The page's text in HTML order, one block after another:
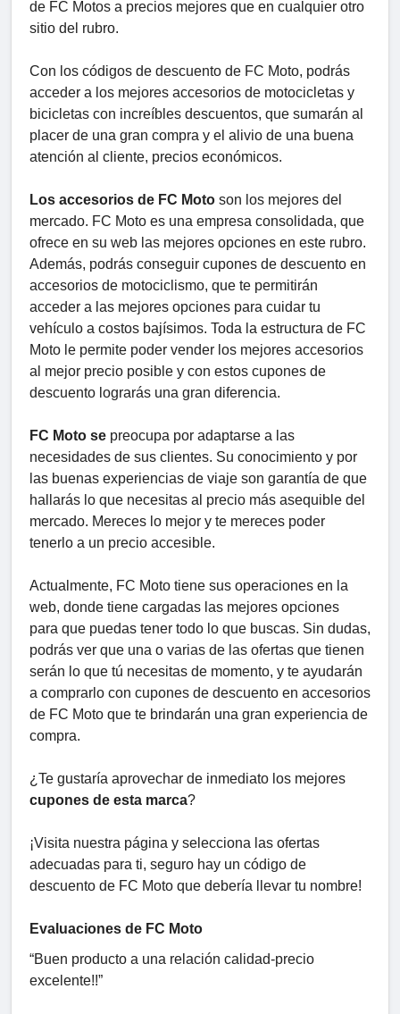
de FC Motos a precios mejores que en cualquier otro
sitio del rubro.
Con los códigos de descuento de FC Moto, podrás
acceder a los mejores accesorios de motocicletas y
bicicletas con increíbles descuentos, que sumarán al
placer de una gran compra y el alivio de una buena
atención al cliente, precios económicos.
Los accesorios de FC Moto son los mejores del
mercado. FC Moto es una empresa consolidada, que
ofrece en su web las mejores opciones en este rubro.
Además, podrás conseguir cupones de descuento en
accesorios de motociclismo, que te permitirán
acceder a las mejores opciones para cuidar tu
vehículo a costos bajísimos. Toda la estructura de FC
Moto le permite poder vender los mejores accesorios
al mejor precio posible y con estos cupones de
descuento lograrás una gran diferencia.
FC Moto se preocupa por adaptarse a las
necesidades de sus clientes. Su conocimiento y por
las buenas experiencias de viaje son garantía de que
hallarás lo que necesitas al precio más asequible del
mercado. Mereces lo mejor y te mereces poder
tenerlo a un precio accesible.
Actualmente, FC Moto tiene sus operaciones en la
web, donde tiene cargadas las mejores opciones
para que puedas tener todo lo que buscas. Sin dudas,
podrás ver que una o varias de las ofertas que tienen
serán lo que tú necesitas de momento, y te ayudarán
a comprarlo con cupones de descuento en accesorios
de FC Moto que te brindarán una gran experiencia de
compra.
¿Te gustaría aprovechar de inmediato los mejores
cupones de esta marca?
¡Visita nuestra página y selecciona las ofertas
adecuadas para ti, seguro hay un código de
descuento de FC Moto que debería llevar tu nombre!
Evaluaciones de FC Moto
“Buen producto a una relación calidad-precio
excelente!!”